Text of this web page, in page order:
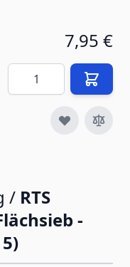
7,95 €
Menge
/ RTS
-